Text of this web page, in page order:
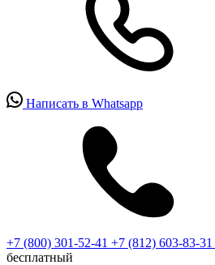
Написать в Whatsapp
+7 (800) 301-52-41 +7 (812) 603-83-31
бесплатный